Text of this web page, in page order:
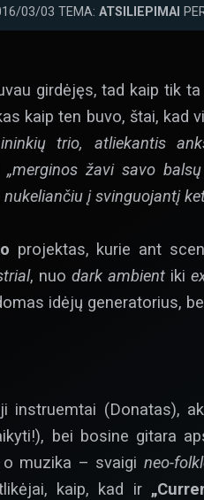
03/03 TEMA: ATSILIEPIMAI
girdėjęs, tad kaip tik
kaip ten buvo, štai, kad
trio, atliekantis
„merginos žavi savo
į svinguojantį
projektas, kurie ant
, nuo dark ambient iki
idėjų generatorius,
(Donatas),
bei bosine gitara
o muzika – svaigi neo-
kaip, kad ir